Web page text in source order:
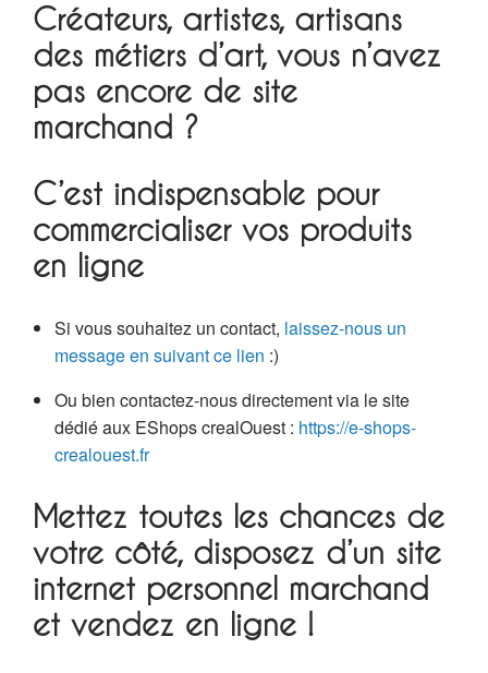
Créateurs, artistes, artisans
des métiers d’art, vous n’avez
pas encore de site
marchand ?
C’est indispensable pour
commercialiser vos produits
en ligne
Si vous souhaitez un contact, laissez-nous un
message en suivant ce lien :)
Ou bien contactez-nous directement via le site
dédié aux EShops crealOuest : https://e-shops-
crealouest.fr
Mettez toutes les chances de
votre côté, disposez d’un site
internet personnel marchand
et vendez en ligne !